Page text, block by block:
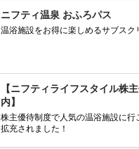
ニフティ温泉 おふろパス
温浴施設をお得に楽しめるサブスク
【ニフティライフスタイル株
内】
株主優待制度で人気の温浴施設に行
拡充されました！